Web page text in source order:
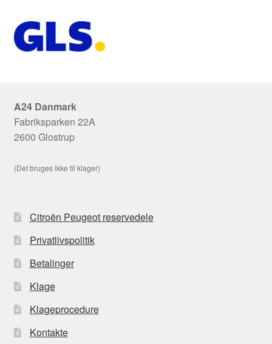
A24 Danmark
Fabriksparken 22A
2600 Glostrup
(Det bruges ikke til klager)
Citroën Peugeot reservedele
Privatlivspolitik
Betalinger
Klage
Klageprocedure
Kontakte